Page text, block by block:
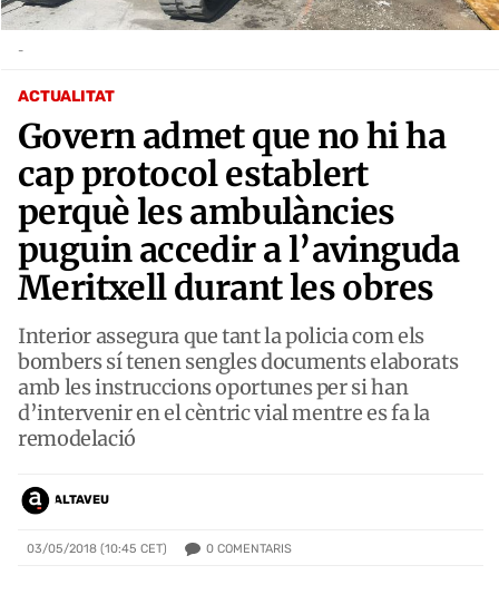
ACTUALITAT
Govern admet que no hi ha
cap protocol establert
perquè les ambulàncies
puguin accedir a l’avinguda
Meritxell durant les obres
Interior assegura que tant la policia com els
bombers sí tenen sengles documents elaborats
amb les instruccions oportunes per si han
d’intervenir en el cèntric vial mentre es fa la
remodelació
ALTAVEU
03/05/2018 (10:45 CET) 0 COMENTARIS
-